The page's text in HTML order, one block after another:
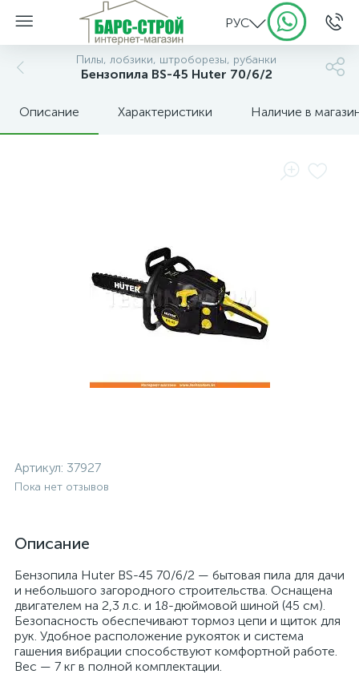
РУС
Пилы, лобзики, штроборезы, рубанки
Бензопила BS-45 Huter 70/6/2
Описание Характеристики Наличие в
Артикул: 37927
Пока нет отзывов
Описание
Бензопила Huter BS-45 70/6/2 — бытовая пила для дачи
и небольшого загородного строительства. Оснащена
двигателем на 2,3 л.с. и 18-дюймовой шиной (45 см).
Безопасность обеспечивают тормоз цепи и щиток для
рук. Удобное расположение рукояток и система
гашения вибрации способствуют комфортной работе.
Вес — 7 кг в полной комплектации.